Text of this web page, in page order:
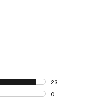
23
23 reviews with
0